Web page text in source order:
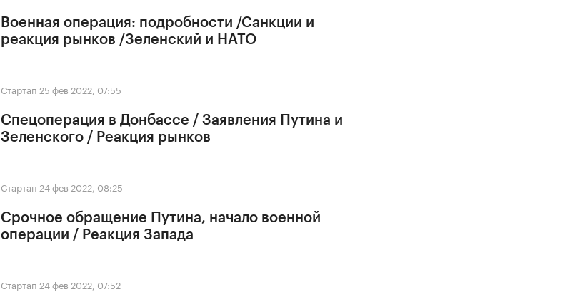
Военная операция: подробности /Санкции и
реакция рынков /Зеленский и НАТО
Стартап 25 фев 2022, 07:55
Спецоперация в Донбассе / Заявления Путина и
Зеленского / Реакция рынков
Стартап 24 фев 2022, 08:25
Срочное обращение Путина, начало военной
операции / Реакция Запада
Стартап 24 фев 2022, 07:52